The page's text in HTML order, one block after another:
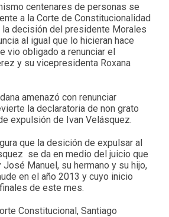
centenares de personas se
a la Corte de Constitucionalidad
decisión del presidente Morales
al igual que lo hicieran hace
vio obligado a renunciar el
y su vicepresidenta Roxana
amenazó con renunciar
la declaratoria de non grato
expulsión de Ivan Velásquez.
que la desición de expulsar al
se da en medio del juicio que
Manuel, su hermano y su hijo,
en el año 2013 y cuyo inicio
de este mes.
Constitucional, Santiago